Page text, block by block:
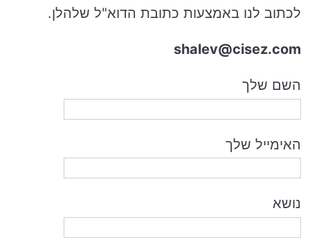
לכתוב לנו באמצעות כתובת הדוא"ל שלהלן.
shalev@cisez.com
השם שלך
האימייל שלך
נושא